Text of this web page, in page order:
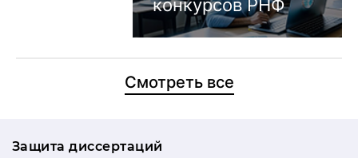
конкурсов РНФ
Смотреть все
Защита диссертаций